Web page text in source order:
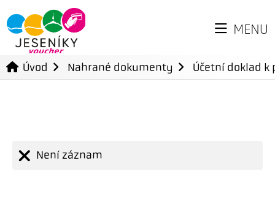
MENU
Úvod Nahrané dokumenty Účetní doklad
Není záznam